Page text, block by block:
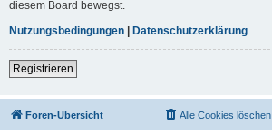
diesem Board bewegst.
Nutzungsbedingungen | Datenschutzerklärung
Registrieren
Foren-Übersicht Alle Cookies löschen